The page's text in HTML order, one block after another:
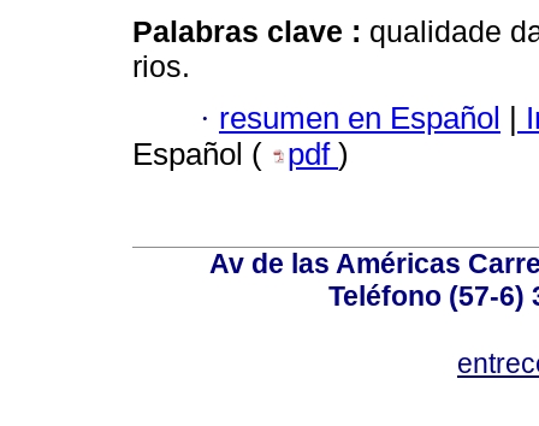
Palabras clave : qualidade
rios.
· resumen en Español |
Español (
pdf )
Av de las Américas
Teléfono (57-6)